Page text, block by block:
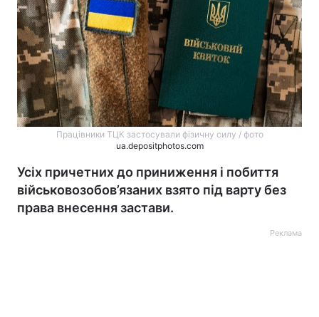
Працівники ТЦК застосували фізичну силу / фото
ua.depositphotos.com
Усіх причетних до приниження і побиття
військовозобов’язаних взято під варту без
права внесення застави.
Реклама